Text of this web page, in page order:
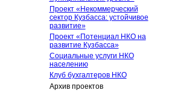
Проект «Некоммерческий
сектор Кузбасса: устойчивое
развитие»
Проект «Потенциал НКО на
развитие Кузбасса»
Социальные услуги НКО
населению
Клуб бухгалтеров НКО
Архив проектов